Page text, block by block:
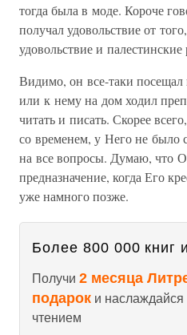
тогда была в моде. Короче
получал удовольствие от
удовольствие и палестинские
Видимо, он все-таки
или к нему на дом ходил
читать и писать. Скорее
со временем, у Него не было
на все вопросы. Думаю, что
предназначение, когда Его
уже намного позже.
Более 800 000 книг
Получи 2 месяца
подарок и
чтением